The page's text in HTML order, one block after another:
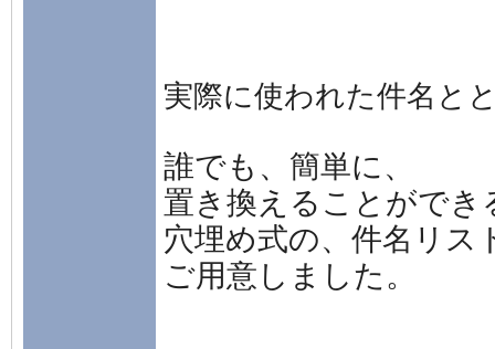
実際に使われた件名と
誰でも、簡単に、
置き換えることができ
穴埋め式の、件名リス
ご用意しました。